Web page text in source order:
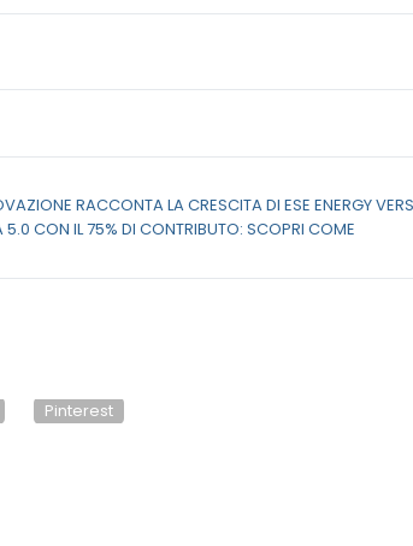
RACCONTA LA CRESCITA DI ESE ENERGY
5.0 CON IL 75% DI CONTRIBUTO: SCOPRI COME
Pinterest